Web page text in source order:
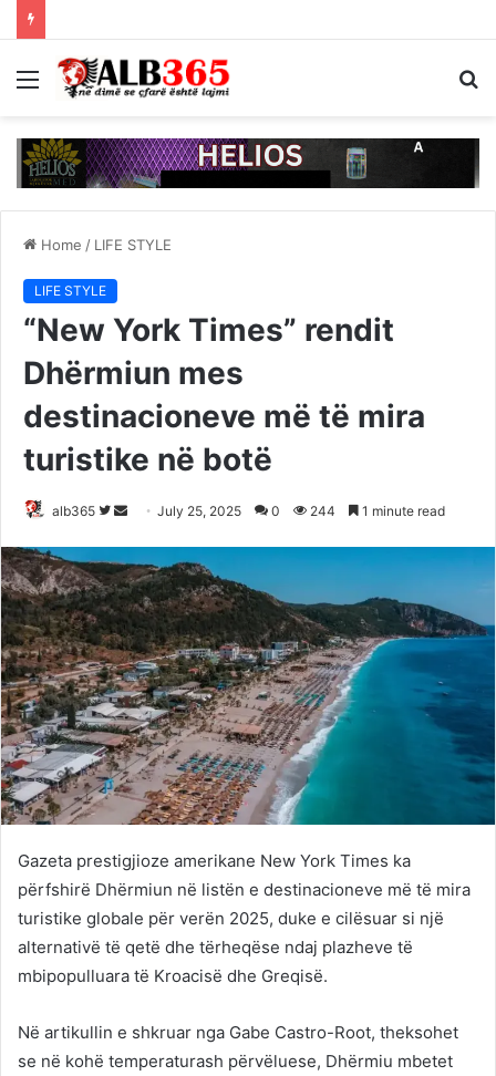
Menu
Home / LIFE STYLE
LIFE STYLE
“New York Times” rendit
Dhërmiun mes
destinacioneve më të mira
turistike në botë
alb365
Follow
Twitter
Send
email
July 25, 2025 0 244 1 minute read
Gazeta prestigjioze amerikane New York Times ka
përfshirë Dhërmiun në listën e destinacioneve më të mira
turistike globale për verën 2025, duke e cilësuar si një
alternativë të qetë dhe tërheqëse ndaj plazheve të
mbipopulluara të Kroacisë dhe Greqisë.
Në artikullin e shkruar nga Gabe Castro-Root, theksohet
se në kohë temperaturash përvëluese, Dhërmiu mbetet